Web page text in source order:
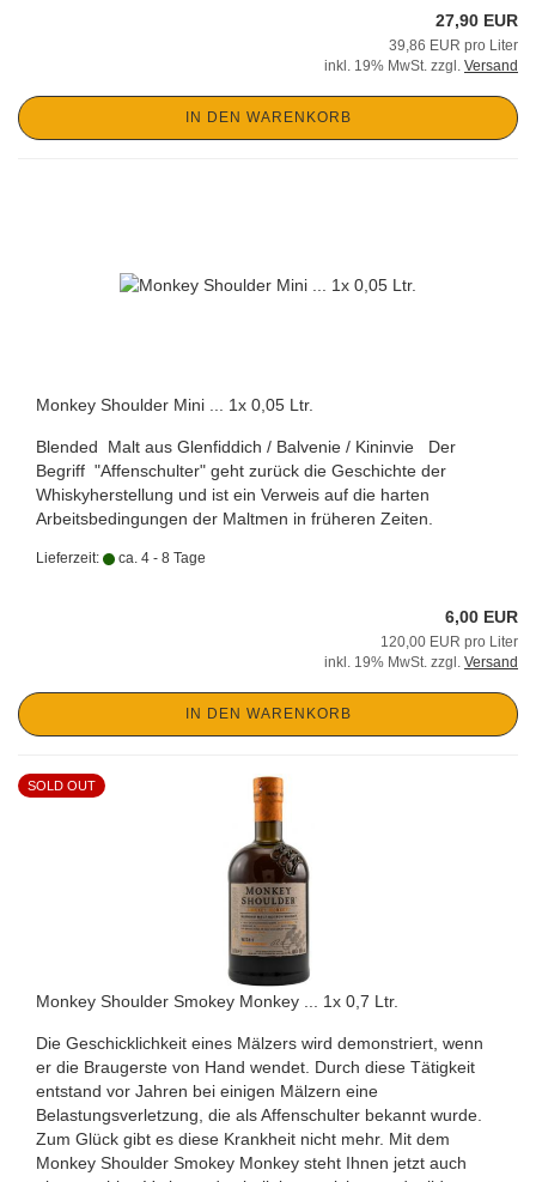
27,90 EUR
39,86 EUR pro Liter
inkl. 19% MwSt. zzgl. Versand
IN DEN WARENKORB
Monkey Shoulder Mini ... 1x 0,05 Ltr.
Blended Malt aus Glenfiddich / Balvenie / Kininvie Der
Begriff "Affenschulter" geht zurück die Geschichte der
Whiskyherstellung und ist ein Verweis auf die harten
Arbeitsbedingungen der Maltmen in früheren Zeiten.
Lieferzeit: ca. 4 - 8 Tage
6,00 EUR
120,00 EUR pro Liter
inkl. 19% MwSt. zzgl. Versand
IN DEN WARENKORB
SOLD OUT
Monkey Shoulder Smokey Monkey ... 1x 0,7 Ltr.
Die Geschicklichkeit eines Mälzers wird demonstriert, wenn
er die Braugerste von Hand wendet. Durch diese Tätigkeit
entstand vor Jahren bei einigen Mälzern eine
Belastungsverletzung, die als Affenschulter bekannt wurde.
Zum Glück gibt es diese Krankheit nicht mehr. Mit dem
Monkey Shoulder Smokey Monkey steht Ihnen jetzt auch